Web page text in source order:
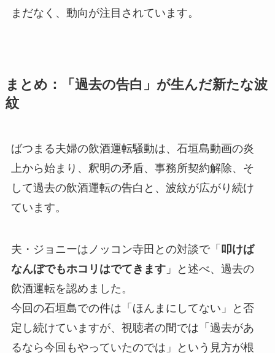
まだなく、動向が注目されています。
まとめ：「過去の告白」が生んだ新たな波
紋
ばつまる夫婦の飲酒運転騒動は、石垣島動画の炎
上から始まり、釈明の矛盾、事務所契約解除、そ
して過去の飲酒運転の告白と、波紋が広がり続け
ています。
夫・ジョニーはノッコン寺田との対談で「 叩けば
なんぼでもホコリはでてきます」と述べ、過去の
飲酒運転を認めました。
今回の石垣島での件は「ほんまにしてない」と否
定し続けていますが、視聴者の間では「過去があ
るなら今回もやっていたのでは」という見方が根